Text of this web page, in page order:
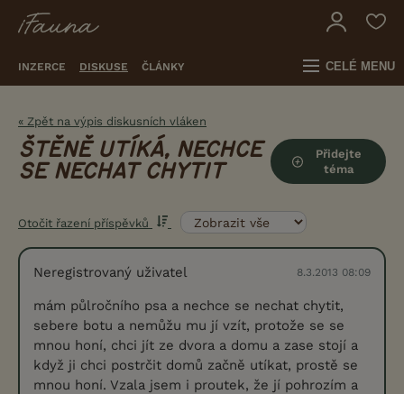
INZERCE DISKUSE ČLÁNKY CELÉ MENU
« Zpět na výpis diskusních vláken
ŠTĚNĚ UTÍKÁ, NECHCE
SE NECHAT CHYTIT
Přidejte
téma
Otočit řazení příspěvků
Neregistrovaný uživatel 8.3.2013 08:09
mám půlročního psa a nechce se nechat chytit,
sebere botu a nemůžu mu jí vzít, protože se se
mnou honí, chci jít ze dvora a domu a zase stojí a
když ji chci postrčit domů začně utíkat, prostě se
mnou honí. Vzala jsem i proutek, že jí pohrozím a